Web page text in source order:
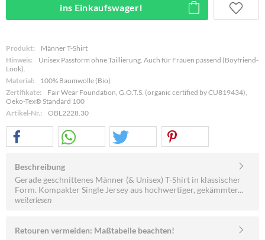
ins Einkaufswagerl
Produkt:
Männer T-Shirt
Hinweis:
Unisex Passform ohne Taillierung. Auch für Frauen passend (Boyfriend-
Look).
Material:
100% Baumwolle (Bio)
Zertifikate:
Fair Wear Foundation, G.O.T.S. (organic certified by CU819434),
Oeko-Tex® Standard 100
Artikel-Nr.:
OBL2228.30
Beschreibung
Gerade geschnittenes Männer (& Unisex) T-Shirt in klassischer
Form. Kompakter Single Jersey aus hochwertiger, gekämmter...
weiterlesen
Retouren vermeiden: Maßtabelle beachten!